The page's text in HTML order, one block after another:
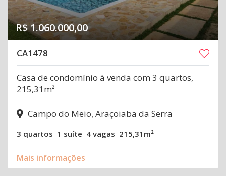
R$ 1.060.000,00
CA1478
Casa de condomínio à venda com 3 quartos,
215,31m²
Campo do Meio, Araçoiaba da Serra
3 quartos 1 suíte 4 vagas 215,31m²
Mais informações